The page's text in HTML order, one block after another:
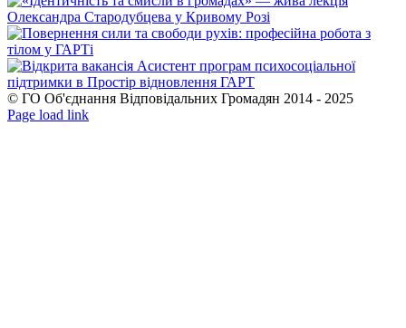
© ГО Об'єднання Відповідальних Громадян 2014 - 2025
Facebook
YouTube
Page load link